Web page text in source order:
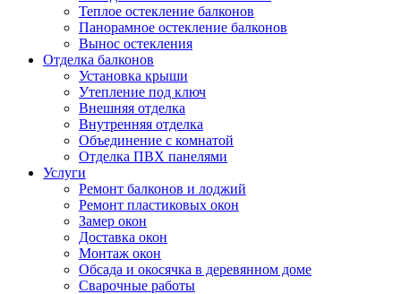
Теплое остекление балконов
Панорамное остекление балконов
Вынос остекления
Отделка балконов
Установка крыши
Утепление под ключ
Внешняя отделка
Внутренняя отделка
Объединение с комнатой
Отделка ПВХ панелями
Услуги
Ремонт балконов и лоджий
Ремонт пластиковых окон
Замер окон
Доставка окон
Монтаж окон
Обсада и окосячка в деревянном доме
Сварочные работы